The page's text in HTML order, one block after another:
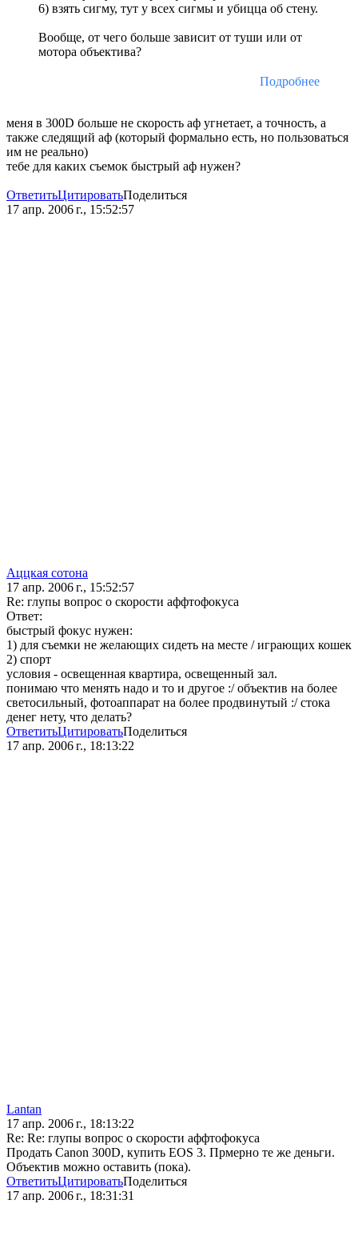
6) взять сигму, тут у всех сигмы и убицца об стену.
Вообще, от чего больше зависит от туши или от
мотора объектива?
Подробнее
меня в 300D больше не скорость аф угнетает, а точность, а
также следящий аф (который формально есть, но пользоваться
им не реально)
тебе для каких съемок быстрый аф нужен?
ОтветитьЦитироватьПоделиться
17 апр. 2006 г., 15:52:57
Аццкая сотона
17 апр. 2006 г., 15:52:57
Re: глупы вопрос о скорости аффтофокуса
Ответ:
быстрый фокус нужен:
1) для съемки не желающих сидеть на месте / играющих кошек
2) спорт
условия - освещенная квартира, освещенный зал.
понимаю что менять надо и то и другое :/ объектив на более
светосильный, фотоаппарат на более продвинутый :/ стока
денег нету, что делать?
ОтветитьЦитироватьПоделиться
17 апр. 2006 г., 18:13:22
Lantan
17 апр. 2006 г., 18:13:22
Re: Re: глупы вопрос о скорости аффтофокуса
Продать Canon 300D, купить EOS 3. Прмерно те же деньги.
Объектив можно оставить (пока).
ОтветитьЦитироватьПоделиться
17 апр. 2006 г., 18:31:31